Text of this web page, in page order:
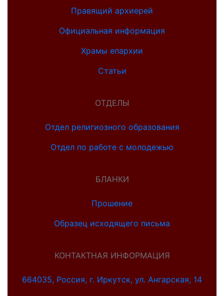
Правящий архиерей
Официальная информация
Храмы епархии
Статьи
ОТДЕЛЫ
Отдел религиозного образования
Отдел по работе с молодежью
БЛАНКИ
Прошение
Образец исходящего письма
КОНТАКТНАЯ ИНФОРМАЦИЯ
664035, Россия, г. Иркутск, ул. Ангарская, 14